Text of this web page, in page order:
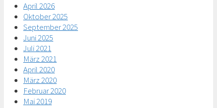
April 2026
Oktober 2025
September 2025
Juni 2025
Juli 2021
März 2021
April 2020
März 2020
Februar 2020
Mai 2019